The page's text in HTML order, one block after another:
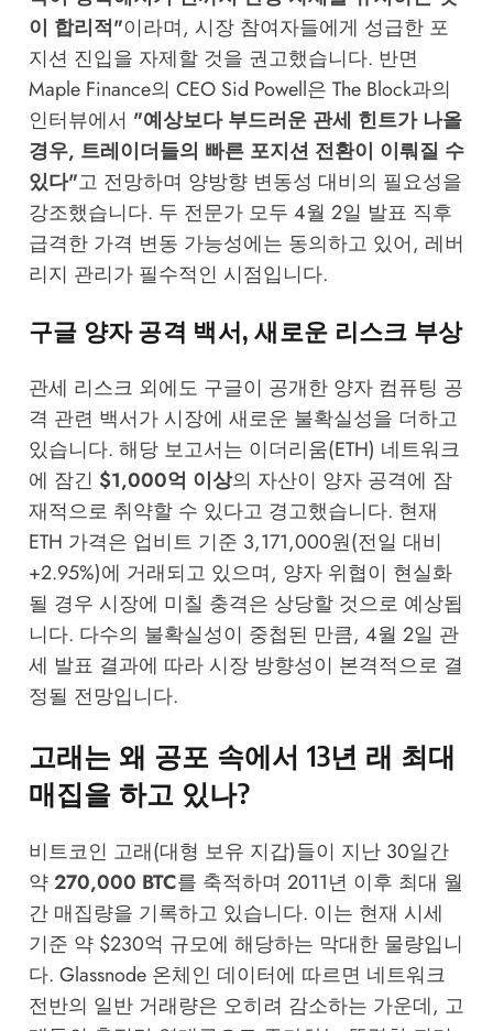
이 합리적"이라며, 시장 참여자들에게 성급한 포
지션 진입을 자제할 것을 권고했습니다. 반면
Maple Finance의 CEO Sid Powell은 The Block과의
인터뷰에서 "예상보다 부드러운 관세 힌트가 나올
경우, 트레이더들의 빠른 포지션 전환이 이뤄질 수
있다"고 전망하며 양방향 변동성 대비의 필요성을
강조했습니다. 두 전문가 모두 4월 2일 발표 직후
급격한 가격 변동 가능성에는 동의하고 있어, 레버
리지 관리가 필수적인 시점입니다.
구글 양자 공격 백서, 새로운 리스크 부상
관세 리스크 외에도 구글이 공개한 양자 컴퓨팅 공
격 관련 백서가 시장에 새로운 불확실성을 더하고
있습니다. 해당 보고서는 이더리움(ETH) 네트워크
에 잠긴 $1,000억 이상의 자산이 양자 공격에 잠
재적으로 취약할 수 있다고 경고했습니다. 현재
ETH 가격은 업비트 기준 3,171,000원(전일 대비
+2.95%)에 거래되고 있으며, 양자 위협이 현실화
될 경우 시장에 미칠 충격은 상당할 것으로 예상됩
니다. 다수의 불확실성이 중첩된 만큼, 4월 2일 관
세 발표 결과에 따라 시장 방향성이 본격적으로 결
정될 전망입니다.
고래는 왜 공포 속에서 13년 래 최대
매집을 하고 있나?
비트코인 고래(대형 보유 지갑)들이 지난 30일간
약270,000 BTC를 축적하며 2011년 이후 최대 월
간 매집량을 기록하고 있습니다. 이는 현재 시세
기준 약 $230억 규모에 해당하는 막대한 물량입니
다. Glassnode온체인 데이터에 따르면 네트워크
전반의 일반 거래량은 오히려 감소하는 가운데, 고